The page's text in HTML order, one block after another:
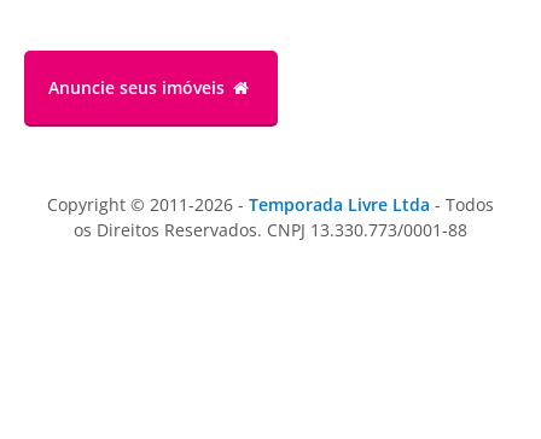
Anuncie seus imóveis
Copyright © 2011-2026 - Temporada Livre Ltda - Todos
os Direitos Reservados. CNPJ 13.330.773/0001-88